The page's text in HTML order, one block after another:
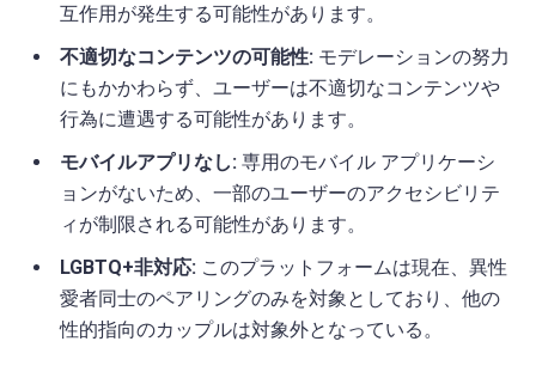
互作用が発生する可能性があります。
不適切なコンテンツの可能性: モデレーションの努力
にもかかわらず、ユーザーは不適切なコンテンツや
行為に遭遇する可能性があります。
モバイルアプリなし: 専用のモバイル アプリケーシ
ョンがないため、一部のユーザーのアクセシビリテ
ィが制限される可能性があります。
LGBTQ+非対応: このプラットフォームは現在、異性
愛者同士のペアリングのみを対象としており、他の
性的指向のカップルは対象外となっている。